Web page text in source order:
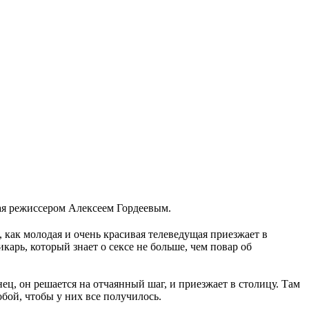
режиссером Алексеем Гордеевым.
молодая и очень красивая телеведущая приезжает в
который знает о сексе не больше, чем повар об
он решается на отчаянный шаг, и приезжает в столицу. Там
чтобы у них все получилось.